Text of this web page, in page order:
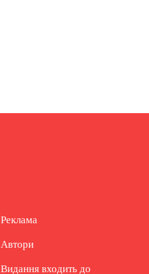
Реклама
Автори
Видання входить до